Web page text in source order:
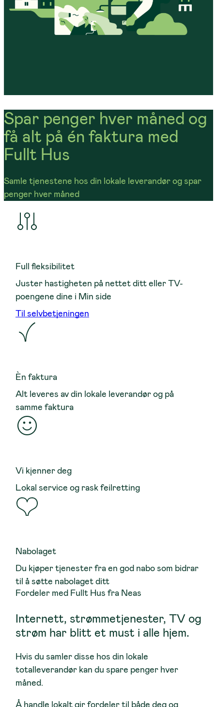
Spar penger hver måned og
få alt på én faktura med
Fullt Hus
Samle tjenestene hos din lokale leverandør og spar
penger hver måned
Full fleksibilitet
Juster hastigheten på nettet ditt eller TV-
poengene dine i Min side
Til selvbetjeningen
Èn faktura
Alt leveres av din lokale leverandør og på
samme faktura
Vi kjenner deg
Lokal service og rask feilretting
Nabolaget
Du kjøper tjenester fra en god nabo som bidrar
til å søtte nabolaget ditt
Fordeler med Fullt Hus fra Neas
Internett, strømmetjenester, TV og
strøm har blitt et must i alle hjem.
Hvis du samler disse hos din lokale
totalleverandør kan du spare penger hver
måned.
Å handle lokalt gir fordeler til både deg og